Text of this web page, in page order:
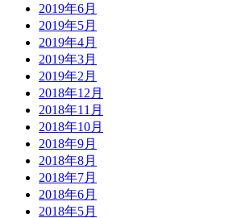
2019年6月
2019年5月
2019年4月
2019年3月
2019年2月
2018年12月
2018年11月
2018年10月
2018年9月
2018年8月
2018年7月
2018年6月
2018年5月